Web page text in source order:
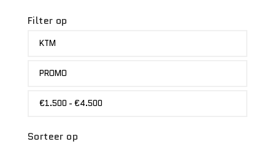
Filter op
KTM
PROMO
€1.500 - €4.500
Sorteer op